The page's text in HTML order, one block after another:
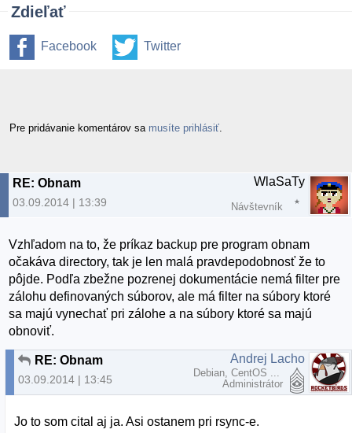
Zdieľať
Facebook Twitter
Pre pridávanie komentárov sa musíte prihlásiť
RE: Obnam
03.09.2014 | 13:39
WlaSaTy
Návštevník
Vzhľadom na to, že príkaz backup pre program obnam
očakáva directory, tak je len malá pravdepodobnosť že to
pôjde. Podľa zbežne pozrenej dokumentácie nemá filter pre
zálohu definovaných súborov, ale má filter na súbory ktoré
sa majú vynechať pri zálohe a na súbory ktoré sa majú
obnoviť.
RE: Obnam
03.09.2014 | 13:45
Andrej Lacho
Debian, CentOS ...
Administrátor
Jo to som cital aj ja. Asi ostanem pri rsync-e.